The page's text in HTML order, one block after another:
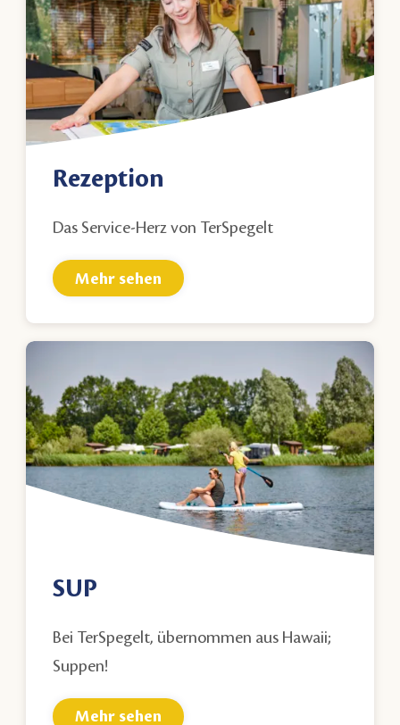
Rezeption
Das Service-Herz von TerSpegelt
Mehr sehen
SUP
Bei TerSpegelt, übernommen aus Hawaii;
Suppen!
Mehr sehen